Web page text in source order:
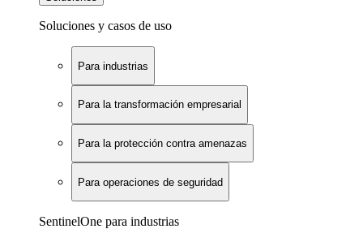
Soluciones y casos de uso
Para industrias
Para la transformación empresarial
Para la protección contra amenazas
Para operaciones de seguridad
SentinelOne para industrias